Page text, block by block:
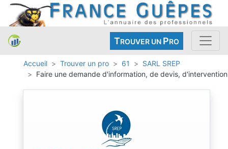
TROUVER UN PRO
Accueil Trouver un pro 61
SARL SREP
Faire une demande d'information, de devis, d'intervention